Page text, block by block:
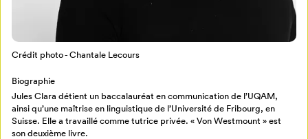
Billetterie
Retour à l’accueil
Crédit photo - Chantale Lecours
Biographie
Jules Clara détient un baccalauréat en communication de l’UQAM,
ainsi qu’une maîtrise en linguistique de l’Université de Fribourg, en
Suisse. Elle a travaillé comme tutrice privée. « Von Westmount » est
son deuxième livre.
Annuler